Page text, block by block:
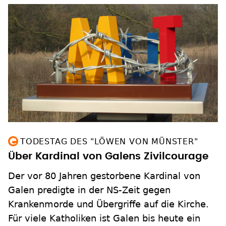
TODESTAG DES "LÖWEN VON MÜNSTER"
Über Kardinal von Galens Zivilcourage
Der vor 80 Jahren gestorbene Kardinal von
Galen predigte in der NS-Zeit gegen
Krankenmorde und Übergriffe auf die Kirche.
Für viele Katholiken ist Galen bis heute ein